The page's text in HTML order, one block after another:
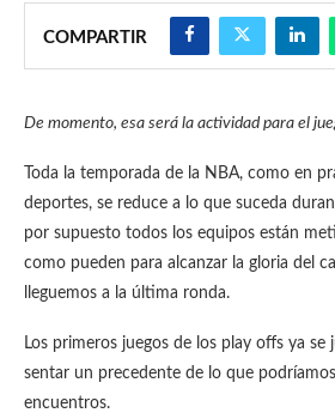
COMPARTIR
De momento, esa será la actividad para el
Toda la temporada de la NBA, como en
deportes, se reduce a lo que suceda
por supuesto todos los equipos están
como pueden para alcanzar la gloria del
lleguemos a la última ronda.
Los primeros juegos de los play offs ya se
sentar un precedente de lo que
encuentros.